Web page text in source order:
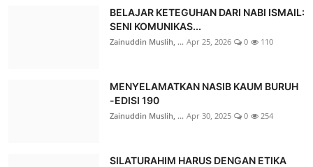
BELAJAR KETEGUHAN DARI NABI ISMAIL:
SENI KOMUNIKAS...
Zainuddin Muslih, ... Apr 25, 2026 0 110
MENYELAMATKAN NASIB KAUM BURUH
-EDISI 190
Zainuddin Muslih, ... Apr 30, 2025 0 254
SILATURAHIM HARUS DENGAN ETIKA